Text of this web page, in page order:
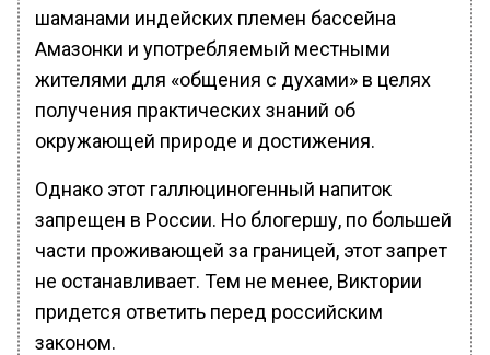
шаманами индейских племен бассейна
Амазонки и употребляемый местными
жителями для «общения с духами» в целях
получения практических знаний об
окружающей природе и достижения.
Однако этот галлюциногенный напиток
запрещен в России. Но блогершу, по большей
части проживающей за границей, этот запрет
не останавливает. Тем не менее, Виктории
придется ответить перед российским
законом.